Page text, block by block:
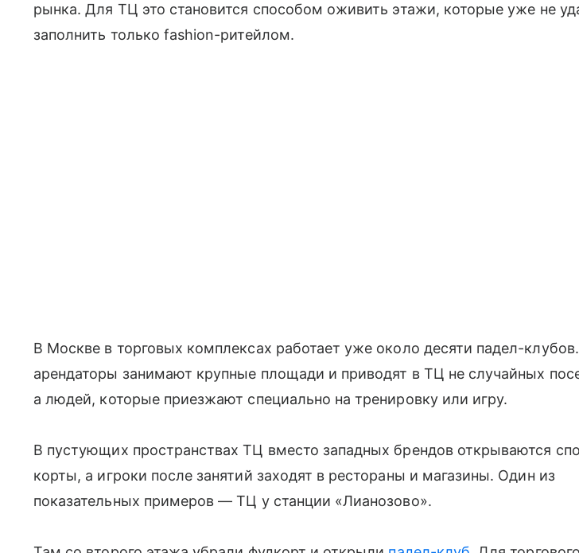
рынка. Для ТЦ это становится способом оживить этажи, которые уже не
заполнить только fashion-ритейлом.
В Москве в торговых комплексах работает уже около десяти падел-
арендаторы занимают крупные площади и приводят в ТЦ не случайных
а людей, которые приезжают специально на тренировку или игру.
В пустующих пространствах ТЦ вместо западных брендов открываются
корты, а игроки после занятий заходят в рестораны и магазины. Один из
показательных примеров — ТЦ у станции «Лианозово».